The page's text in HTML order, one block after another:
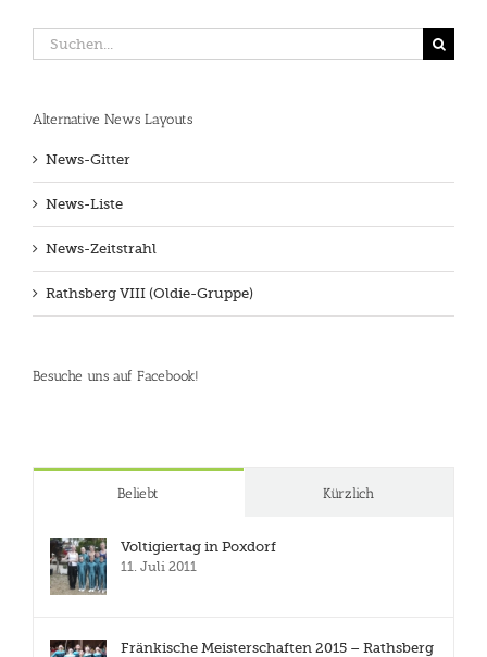
Suche
nach:
Alternative News Layouts
News-Gitter
News-Liste
News-Zeitstrahl
Rathsberg VIII (Oldie-Gruppe)
Besuche uns auf Facebook!
Beliebt Kürzlich
Voltigiertag in Poxdorf
11. Juli 2011
Fränkische Meisterschaften 2015 – Rathsberg